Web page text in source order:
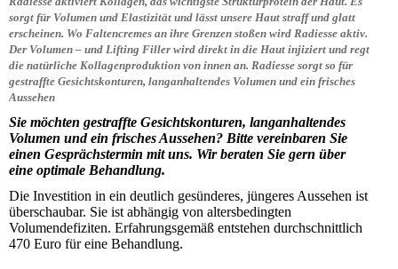
sorgt für Volumen und Elastizität und lässt unsere Haut straff und glatt
erscheinen. Wo Faltencremes an ihre Grenzen stoßen wird Radiesse aktiv.
Der Volumen – und Lifting Filler wird direkt in die Haut injiziert und regt
die natürliche Kollagenproduktion von innen an. Radiesse sorgt so für
gestraffte Gesichtskonturen, langanhaltendes Volumen und ein frisches
Aussehen
Sie möchten gestraffte Gesichtskonturen, langanhaltendes
Volumen und ein frisches Aussehen? Bitte vereinbaren Sie
einen Gesprächstermin mit uns. Wir beraten Sie gern über
eine optimale Behandlung.
Die Investition in ein deutlich gesünderes, jüngeres Aussehen ist
überschaubar. Sie ist abhängig von altersbedingten
Volumendefiziten. Erfahrungsgemäß entstehen durchschnittlich
470 Euro für eine Behandlung.